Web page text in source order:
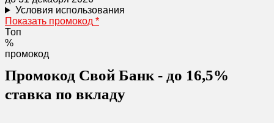
Условия использования
Показать промокод *
Топ
%
промокод
Промокод Свой Банк - до 16,5%
ставка по вкладу